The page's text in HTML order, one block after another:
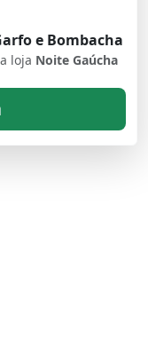
e Bombacha
loja Noite Gaúcha